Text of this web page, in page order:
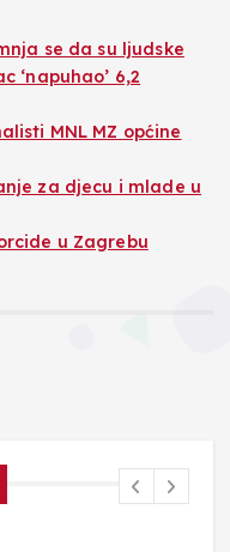
se da su ljudske
‘napuhao’ 6,2
MNL MZ općine
za djecu i mlade u
u Zagrebu